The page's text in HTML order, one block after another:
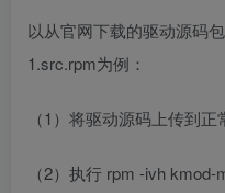
以从官网下载的驱动源码
1.src.rpm为例：
（1）将驱动源码上传到
（2）执行 rpm -ivh